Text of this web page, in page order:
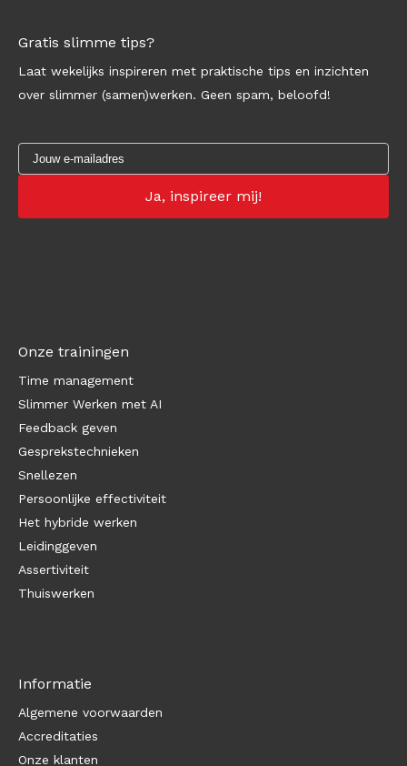
Gratis slimme tips?
Laat wekelijks inspireren met praktische tips en inzichten
over slimmer (samen)werken. Geen spam, beloofd!
Onze trainingen
Time management
Slimmer Werken met AI
Feedback geven
Gesprekstechnieken
Snellezen
Persoonlijke effectiviteit
Het hybride werken
Leidinggeven
Assertiviteit
Thuiswerken
Informatie
Algemene voorwaarden
Accreditaties
Onze klanten